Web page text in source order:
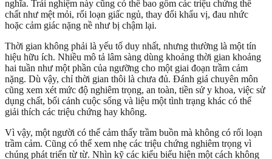
nghĩa. Trải nghiệm này cũng có thể bao gồm các triệu chứng thể
chất như mệt mỏi, rối loạn giấc ngủ, thay đổi khẩu vị, đau nhức
hoặc cảm giác nặng nề như bị chậm lại.
Thời gian không phải là yếu tố duy nhất, nhưng thường là một tín
hiệu hữu ích. Nhiều mô tả lâm sàng dùng khoảng thời gian khoảng
hai tuần như một phần của ngưỡng cho một giai đoạn trầm cảm
nặng. Dù vậy, chỉ thời gian thôi là chưa đủ. Đánh giá chuyên môn
cũng xem xét mức độ nghiêm trọng, an toàn, tiền sử y khoa, việc sử
dụng chất, bối cảnh cuộc sống và liệu một tình trạng khác có thể
giải thích các triệu chứng hay không.
Vì vậy, một người có thể cảm thấy trầm buồn mà không có rối loạn
trầm cảm. Cũng có thể xem nhẹ các triệu chứng nghiêm trọng vì
chúng phát triển từ từ. Nhìn kỹ các kiểu biểu hiện một cách không